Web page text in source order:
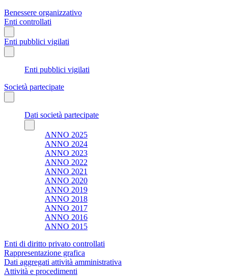
Benessere organizzativo
Enti controllati
Enti pubblici vigilati
Enti pubblici vigilati
Società partecipate
Dati società partecipate
ANNO 2025
ANNO 2024
ANNO 2023
ANNO 2022
ANNO 2021
ANNO 2020
ANNO 2019
ANNO 2018
ANNO 2017
ANNO 2016
ANNO 2015
Enti di diritto privato controllati
Rappresentazione grafica
Dati aggregati attività amministrativa
Attività e procedimenti